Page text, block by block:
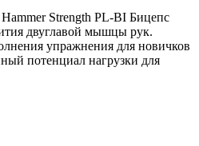
Strength PL-BI Бицепс
двуглавой мышцы рук.
упражнения для новичков
потенциал нагрузки для